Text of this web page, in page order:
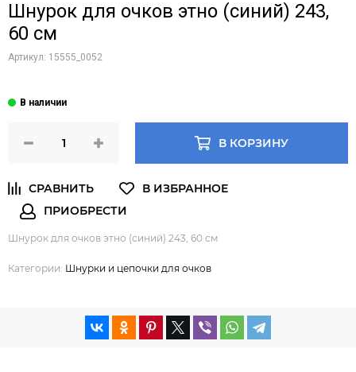
Шнурок для очков этно (синий) 243,
60 см
Артикул: 15555_0052
В КОРЗИНУ
Шнурок для очков этно (синий) 243, 60 см
Категории: Шнурки и цепочки для очков